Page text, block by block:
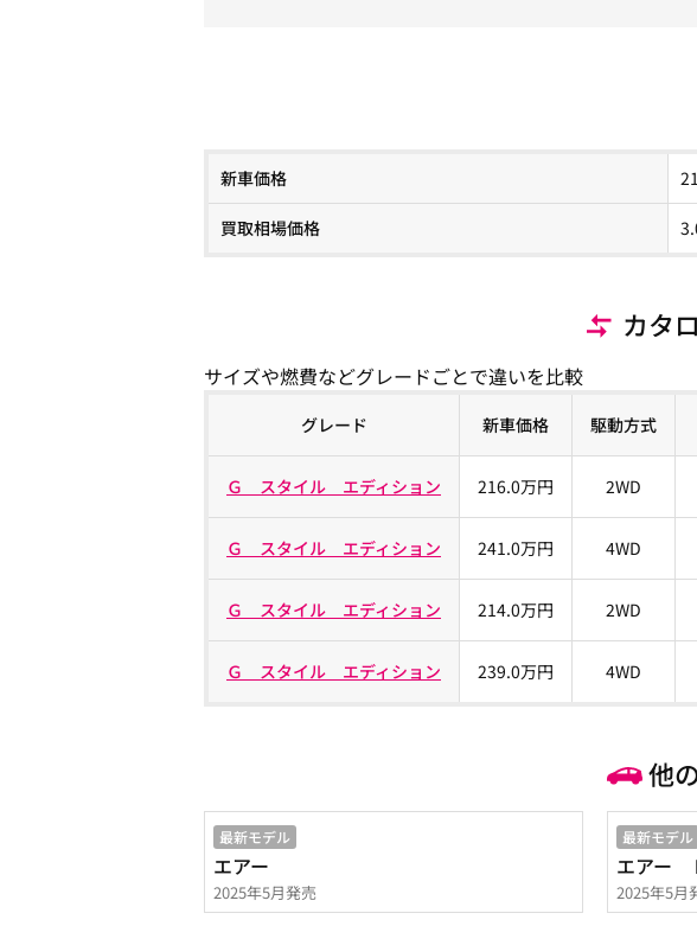
新車価格
買取相場価格
カタ
サイズや燃費などグレードごとで違いを比較
グレード 新車価格 駆動方式
Ｇ スタイル エディション 216.0万円 2WD
Ｇ スタイル エディション 241.0万円 4WD
Ｇ スタイル エディション 214.0万円 2WD
Ｇ スタイル エディション 239.0万円 4WD
他
最新モデル
エアー
2025年5月発売
最新モデル
エアー
2025年5月